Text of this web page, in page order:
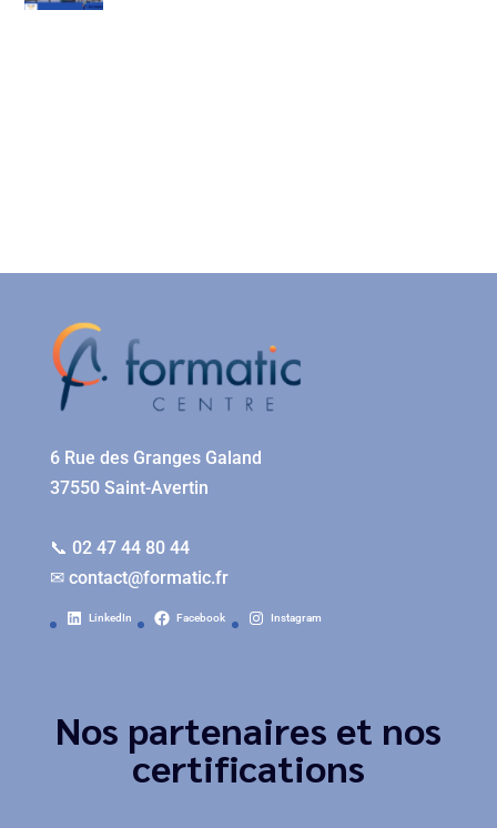
6 Rue des Granges Galand
37550 Saint-Avertin
📞 02 47 44 80 44
✉ contact@formatic.fr
LinkedIn Facebook Instagram
Nos partenaires et nos
certifications